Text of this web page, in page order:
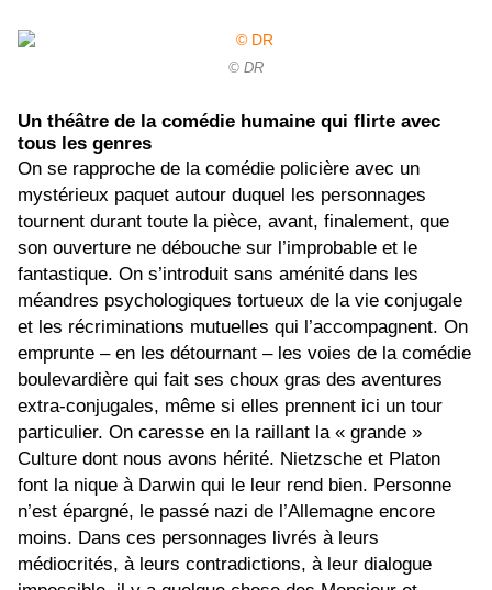
© DR
Un théâtre de la comédie humaine qui flirte avec
tous les genres
On se rapproche de la comédie policière avec un
mystérieux paquet autour duquel les personnages
tournent durant toute la pièce, avant, finalement, que
son ouverture ne débouche sur l’improbable et le
fantastique. On s’introduit sans aménité dans les
méandres psychologiques tortueux de la vie conjugale
et les récriminations mutuelles qui l’accompagnent. On
emprunte – en les détournant – les voies de la comédie
boulevardière qui fait ses choux gras des aventures
extra-conjugales, même si elles prennent ici un tour
particulier. On caresse en la raillant la « grande »
Culture dont nous avons hérité. Nietzsche et Platon
font la nique à Darwin qui le leur rend bien. Personne
n’est épargné, le passé nazi de l’Allemagne encore
moins. Dans ces personnages livrés à leurs
médiocrités, à leurs contradictions, à leur dialogue